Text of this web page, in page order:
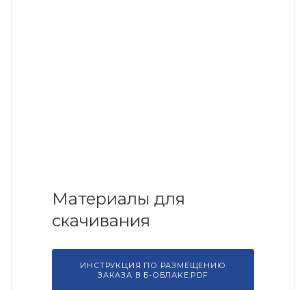
Материалы для
скачивания
ИНСТРУКЦИЯ ПО РАЗМЕЩЕНИЮ
ЗАКАЗА В Б-ОБЛАКЕ.PDF